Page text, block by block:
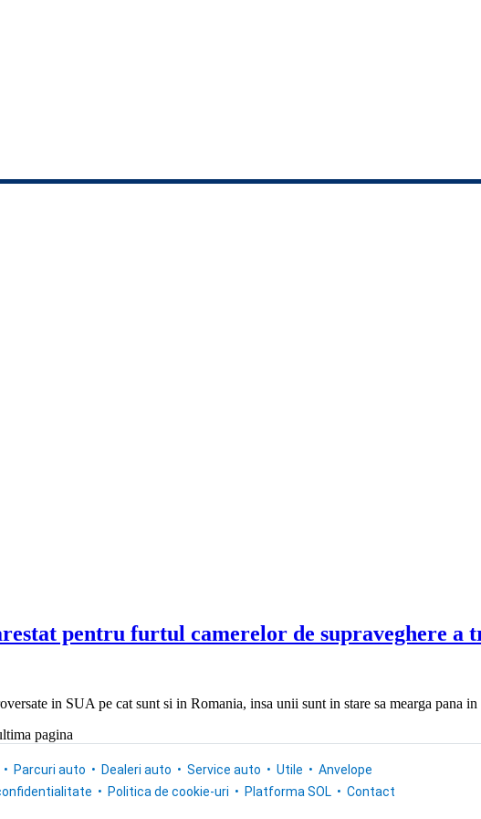
pentru furtul camerelor de supraveghere a
in SUA pe cat sunt si in Romania, insa unii sunt in stare sa mearga pana in
Parcuri auto Dealeri auto Service auto Utile
Anvelope
Politica de cookie-uri Platforma SOL Contact